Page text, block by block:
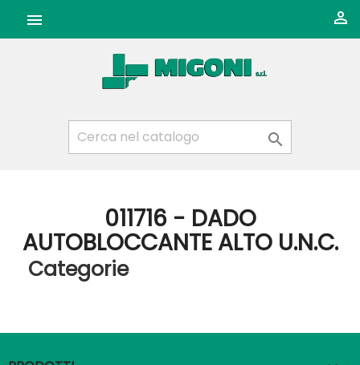
 

011716 - DADO
AUTOBLOCCANTE ALTO U.N.C.
Categorie